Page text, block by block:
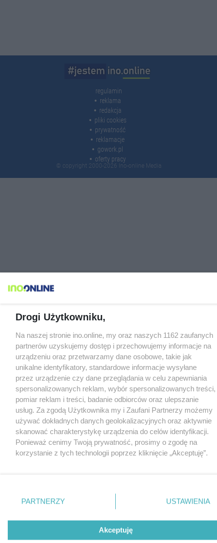
regulamin
reklama
redakcja
pliki cookies
prywatność
reklamacje
gowork.pl
oferty pracy
© copyright 2000-2026 Ino-online Media
Drogi Użytkowniku,
Na naszej stronie ino.online, my oraz naszych 1162 zaufanych
partnerów uzyskujemy dostęp i przechowujemy informacje na
urządzeniu oraz przetwarzamy dane osobowe, takie jak
unikalne identyfikatory, standardowe informacje wysyłane
przez urządzenie czy dane przeglądania w celu zapewniania
spersonalizowanych reklam, wybór spersonalizowanych treści,
pomiar reklam i treści, badanie odbiorców oraz ulepszanie
usług. Za zgodą Użytkownika my i Zaufani Partnerzy możemy
używać dokładnych danych geolokalizacyjnych oraz aktywnie
skanować charakterystykę urządzenia do celów identyfikacji.
Ponieważ cenimy Twoją prywatność, prosimy o zgodę na
korzystanie z tych technologii poprzez kliknięcie „Akceptuję”.
nie wymagają zgody użytkownika, ale masz prawo sprzeciwić
się takiemu przetwarzaniu. Preferencje będą miały
Zapoznaj się z poniższymi informacjami, abyś mógł świadomie
PARTNERZY USTAWIENIA
Akceptuję